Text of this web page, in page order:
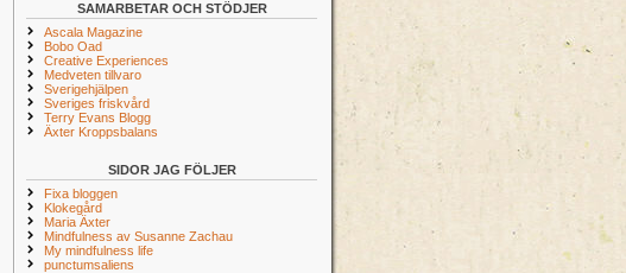
SAMARBETAR OCH STÖDJER
Ascala Magazine
Bobo Oad
Creative Experiences
Medveten tillvaro
Sverigehjälpen
Sveriges friskvård
Terry Evans Blogg
Äxter Kroppsbalans
SIDOR JAG FÖLJER
Fixa bloggen
Klokegård
Maria Äxter
Mindfulness av Susanne Zachau
My mindfulness life
punctumsaliens